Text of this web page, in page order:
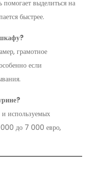
помогает выделиться на
быстрее.
грамотное
если
и используемых
000 до 7 000 евро,